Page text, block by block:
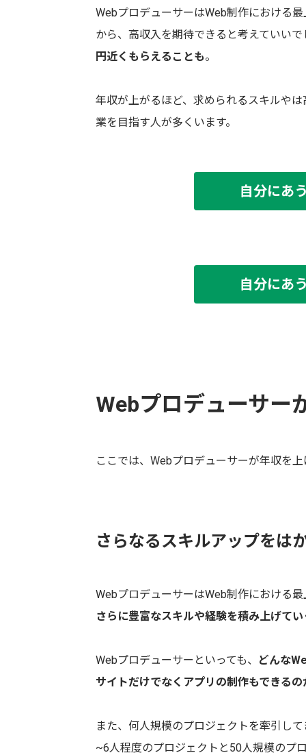
WebプロデューサーはWeb制作における
から、高収入を期待できると考えていいで
円近くもらえることも。
年収が上がるほど、求められるスキルや
業を目指す人が多くいます。
自分にあ
自分にあ
Webプロデューサー
ここでは、Webプロデューサーが年収を
さらなるスキルアップをは
WebプロデューサーはWeb制作における
さらに豊富なスキルや経験を積み上げて
Webプロデューサーといっても、
どんな
サイトだけでなくアプリの制作もできる
また、何人規模のプロジェクトを牽引し
~6人程度のプロジェクトと50人規模のプ